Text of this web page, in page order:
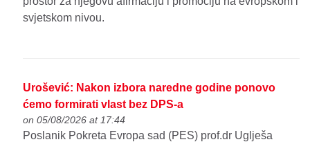
svjetskom nivou.
Urošević: Nakon izbora naredne godine ponovo
ćemo formirati vlast bez DPS-a
on 05/08/2026 at 17:44
Poslanik Pokreta Evropa sad (PES) prof.dr Uglješa